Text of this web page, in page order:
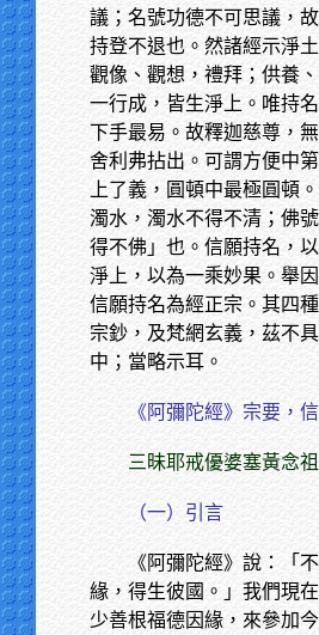
議；名號功德不可思議，
持登不退也。然諸經示淨
觀像、觀想，禮拜；供養
一行成，皆生淨上。唯持
下手最易。故釋迦慈尊，
舍利弗拈出。可謂方便中
上了義，圓頓中最極圓頓
濁水，濁水不得不清；佛
得不佛」也。信願持名，
淨上，以為一乘妙果。舉
信願持名為經正宗。其四
宗鈔，及梵網玄義，茲不
中；當略示耳。
《阿彌陀經》宗要，
三昧耶戒優婆塞黃念
（一）引言
《阿彌陀經》說：「
緣，得生彼國。」我們現
少善根福德因緣，來參加